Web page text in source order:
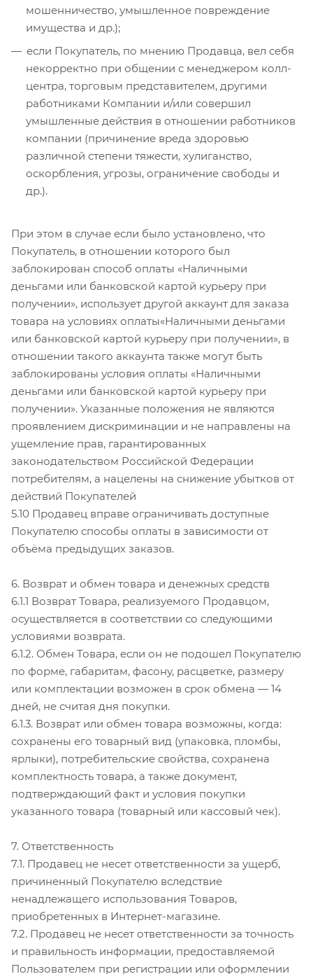
мошенничество, умышленное повреждение
имущества и др.);
если Покупатель, по мнению Продавца, вел себя
некорректно при общении с менеджером колл-
центра, торговым представителем, другими
работниками Компании и/или совершил
умышленные действия в отношении работников
компании (причинение вреда здоровью
различной степени тяжести, хулиганство,
оскорбления, угрозы, ограничение свободы и
др.).
При этом в случае если было установлено, что
Покупатель, в отношении которого был
заблокирован способ оплаты «Наличными
деньгами или банковской картой курьеру при
получении», использует другой аккаунт для заказа
товара на условиях оплаты«Наличными деньгами
или банковской картой курьеру при получении», в
отношении такого аккаунта также могут быть
заблокированы условия оплаты «Наличными
деньгами или банковской картой курьеру при
получении». Указанные положения не являются
проявлением дискриминации и не направлены на
ущемление прав, гарантированных
законодательством Российской Федерации
потребителям, а нацелены на снижение убытков от
действий Покупателей
5.10 Продавец вправе ограничивать доступные
Покупателю способы оплаты в зависимости от
объёма предыдущих заказов.
6. Возврат и обмен товара и денежных средств
6.1.1 Возврат Товара, реализуемого Продавцом,
осуществляется в соответствии со следующими
условиями возврата.
6.1.2. Обмен Товара, если он не подошел Покупателю
по форме, габаритам, фасону, расцветке, размеру
или комплектации возможен в срок обмена — 14
дней, не считая дня покупки.
6.1.3. Возврат или обмен товара возможны, когда:
сохранены его товарный вид (упаковка, пломбы,
ярлыки), потребительские свойства, сохранена
комплектность товара, а также документ,
подтверждающий факт и условия покупки
указанного товара (товарный или кассовый чек).
7. Ответственность
7.1. Продавец не несет ответственности за ущерб,
причиненный Покупателю вследствие
ненадлежащего использования Товаров,
приобретенных в Интернет-магазине.
7.2. Продавец не несет ответственности за точность
и правильность информации, предоставляемой
Пользователем при регистрации или оформлении